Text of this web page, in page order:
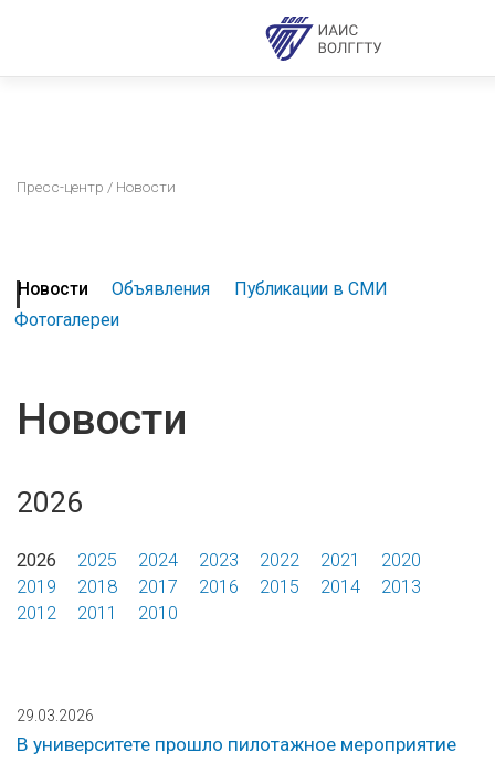
Пресс-центр / Новости
Новости Объявления
Публикации в СМИ
Фотогалереи
Новости
2026
2026 2025 2024 2023 2022 2021
2020
2019
2018 2017 2016 2015 2014
2013
2012
2011 2010
29.03.2026
В университете прошло пилотажное мероприятие